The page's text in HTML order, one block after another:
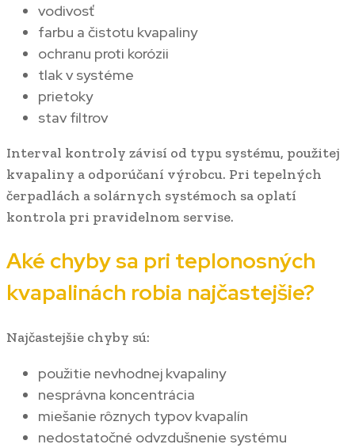
vodivosť
farbu a čistotu kvapaliny
ochranu proti korózii
tlak v systéme
prietoky
stav filtrov
Interval kontroly závisí od typu systému, použitej
kvapaliny a odporúčaní výrobcu. Pri tepelných
čerpadlách a solárnych systémoch sa oplatí
kontrola pri pravidelnom servise.
Aké chyby sa pri teplonosných
kvapalinách robia najčastejšie?
Najčastejšie chyby sú:
použitie nevhodnej kvapaliny
nesprávna koncentrácia
miešanie rôznych typov kvapalín
nedostatočné odvzdušnenie systému